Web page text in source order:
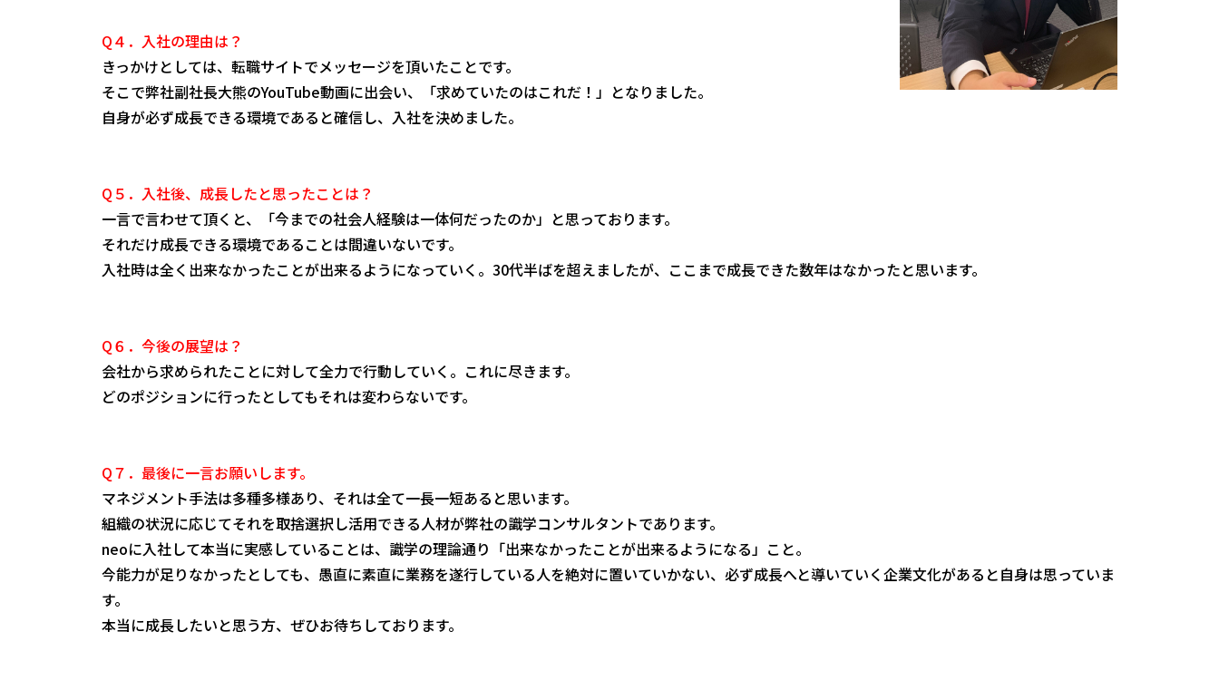
Q４．入社の理由は？
きっかけとしては、転職サイトでメッセージを頂いたことです。
そこで弊社副社長大熊のYouTube動画に出会い、「求めていたのはこれだ！」となりました。
自身が必ず成長できる環境であると確信し、入社を決めました。
Q５．入社後、成長したと思ったことは？
一言で言わせて頂くと、「今までの社会人経験は一体何だったのか」と思っております。
それだけ成長できる環境であることは間違いないです。
入社時は全く出来なかったことが出来るようになっていく。30代半ばを超えましたが、ここまで成長できた数年はなかったと思います。
Q６．今後の展望は？
会社から求められたことに対して全力で行動していく。これに尽きます。
どのポジションに行ったとしてもそれは変わらないです。
Q７．最後に一言お願いします。
マネジメント手法は多種多様あり、それは全て一長一短あると思います。
組織の状況に応じてそれを取捨選択し活用できる人材が弊社の識学コンサルタントであります。
neoに入社して本当に実感していることは、識学の理論通り「出来なかったことが出来るようになる」こと。
今能力が足りなかったとしても、愚直に素直に業務を遂行している人を絶対に置いていかない、必ず成長へと導いていく企業文化があると自身は思っていま
す。
本当に成長したいと思う方、ぜひお待ちしております。